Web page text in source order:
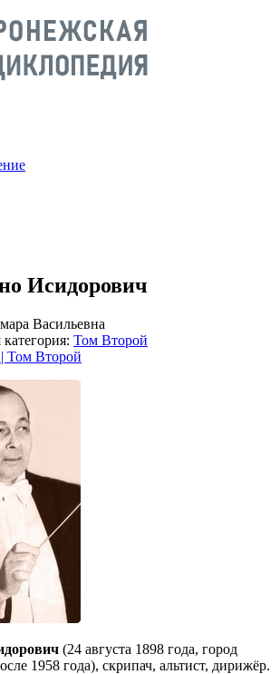
Исидорович
Васильевна
Том Второй
Том Второй
(24 августа 1898 года, город
1958 года), скрипач, альтист, дирижёр.